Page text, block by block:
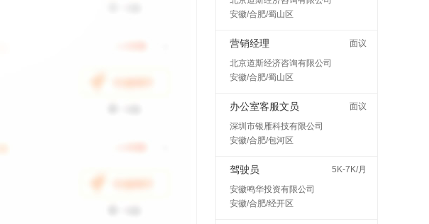
安徽/合肥/蜀山区
营销经理
面议
北京道斯经济咨询有限公司
安徽/合肥/蜀山区
办公室客服文员
面议
深圳市银雁科技有限公司
安徽/合肥/包河区
驾驶员
5K-7K/月
安徽鸣华投资有限公司
安徽/合肥/经开区